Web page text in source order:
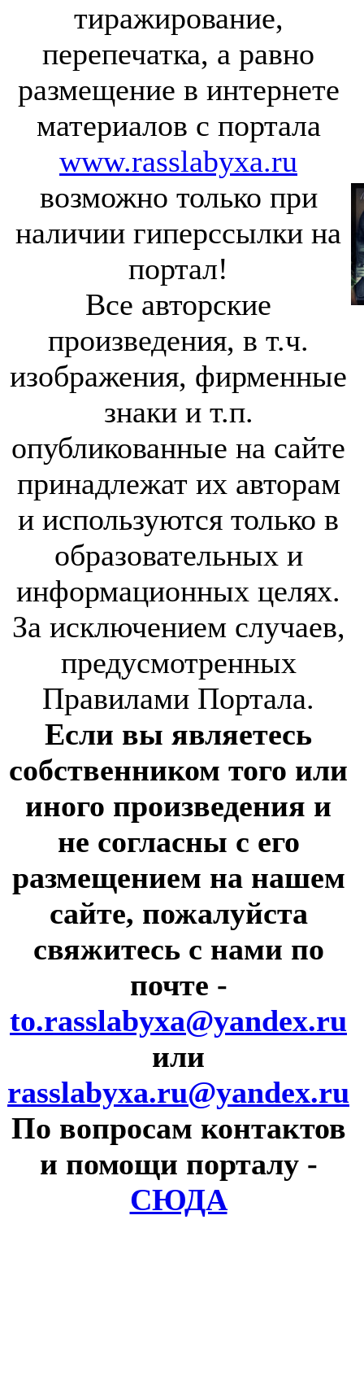
тиражирование,
перепечатка, а равно
размещение в интернете
материалов с портала
www.rasslabyxa.ru
возможно только при
наличии гиперссылки на
портал!
Все авторские
произведения, в т.ч.
изображения, фирменные
знаки и т.п.
опубликованные на сайте
принадлежат их авторам
и используются только в
образовательных и
информационных целях.
За исключением случаев,
предусмотренных
Правилами Портала.
Если вы являетесь
собственником того или
иного произведения и
не согласны с его
размещением на нашем
сайте, пожалуйста
свяжитесь с нами по
почте -
to.rasslabyxa@yandex.ru
или
rasslabyxa.ru@yandex.ru
По вопросам контактов
и помощи порталу -
СЮДА